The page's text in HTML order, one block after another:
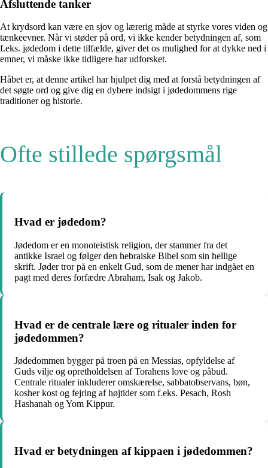
Afsluttende tanker
At krydsord kan være en sjov og lærerig måde at styrke vores viden og
tænkeevner. Når vi støder på ord, vi ikke kender betydningen af, som
f.eks. jødedom i dette tilfælde, giver det os mulighed for at dykke ned i
emner, vi måske ikke tidligere har udforsket.
Håbet er, at denne artikel har hjulpet dig med at forstå betydningen af
det søgte ord og give dig en dybere indsigt i jødedommens rige
traditioner og historie.
Ofte stillede spørgsmål
Hvad er jødedom?
Jødedom er en monoteistisk religion, der stammer fra det
antikke Israel og følger den hebraiske Bibel som sin hellige
skrift. Jøder tror på en enkelt Gud, som de mener har indgået en
pagt med deres forfædre Abraham, Isak og Jakob.
Hvad er de centrale lære og ritualer inden for
jødedommen?
Jødedommen bygger på troen på en Messias, opfyldelse af
Guds vilje og opretholdelsen af ​​Torahens love og påbud.
Centrale ritualer inkluderer omskærelse, sabbatobservans, bøn,
kosher kost og fejring af højtider som f.eks. Pesach, Rosh
Hashanah og Yom Kippur.
Hvad er betydningen af ​​kippaen i jødedommen?